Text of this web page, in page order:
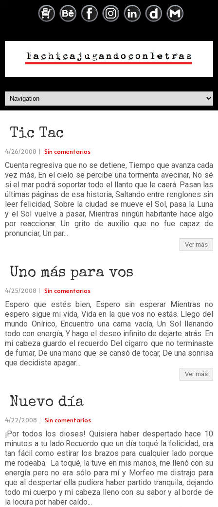
Tic Tac
4/26/2008 Sin comentarios
Cuenta regresiva que no se detiene, Tiempo que avanza cada
vez más, En el cielo se percibe una tormenta avecinar, No sé
si el mar podrá soportar todo el llanto que le caerá. Pasan las
últimas páginas de esa historia, Saltando entre renglones sin
leer felicidad, Sobre la ciudad se mueve el Sol, pasa la Luna
y el Sol vuelve a pasar, Mientras ningún habitante hace algo
por reaccionar. Un grito de auxilio que no fue capaz de
pronunciar, Un par...
Ver más
Uno más para vos
4/25/2008 Sin comentarios
Espero que estés bien, Espero sin esperar Mientras no
espero sigue mi vida, Vida en la que vos no estás. Llego del
mundo Onírico, Encuentro una cama vacía, Un Sol llenando
todo con energía, Y hago el deseo infinito de dejarte atrás. En
mi cabeza guardo el recuerdo Del cigarro que no terminaste
de fumar, De una mano que se cansó de tocar, De una sonrisa
que decidiste apagar....
Ver más
Nuevo día
4/22/2008 Sin comentarios
¡Por todos los dioses! Quisiera haber despertado hace 10
minutos a tu lado.Recuerdo que un día toqué la felicidad, era
tan fácil como estirar los brazos para cualquier lado porque
me rodeaba. La toqué, la tuve en mis manos, me llenó con su
energía pero no era sólo para mí y Morfeo me distrajo para
que al despertar ella pudiera haber partido tranquila, dejando
todo mi cuerpo y mi cabeza lleno con su sabor y al borde de
la locura por haber caído...